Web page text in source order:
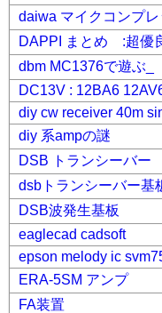
daiwa マイクコンプ
DAPPI まとめ :超優
dbm MC1376で遊ぶ_
DC13V : 12BA6
diy cw receiver 40m
diy 系ampの謎
DSB トランシーバー
dsbトランシーバー基
DSB波発生基板
eaglecad cadsoft
epson melody ic
ERA-5SM アンプ
FA装置